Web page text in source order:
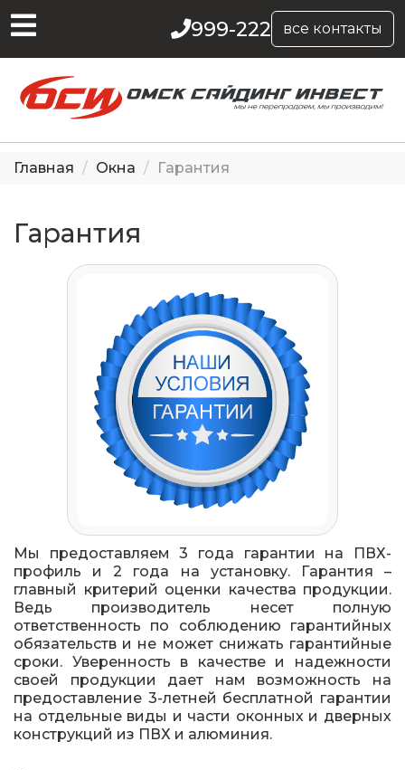
999-222 все контакты
Главная Окна Гарантия
Гарантия
Мы предоставляем 3 года гарантии на ПВХ-
профиль и 2 года на установку. Гарантия –
главный критерий оценки качества продукции.
Ведь производитель несет полную
ответственность по соблюдению гарантийных
обязательств и не может снижать гарантийные
сроки. Уверенность в качестве и надежности
своей продукции дает нам возможность на
предоставление 3-летней бесплатной гарантии
на отдельные виды и части оконных и дверных
конструкций из ПВХ и алюминия.